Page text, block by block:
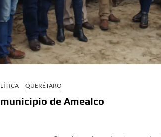
QUERÉTARO
de Amealco